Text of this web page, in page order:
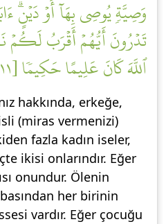
وَصِيَّةٖ يُوصِي بِهَآ أَوۡ دَيۡنٍۗ
تَدۡرُونَ أَيُّهُمۡ أَقۡرَبُ لَكُمۡ
ٱللَّهَ كَانَ عَلِيمًا حَكِيمٗا [١١]
hakkında, erkeğe,
(miras vermenizi)
fazla kadın iseler,
ikisi onlarındır. Eğer
onundur. Ölenin
her birinin
vardır. Eğer çocuğu